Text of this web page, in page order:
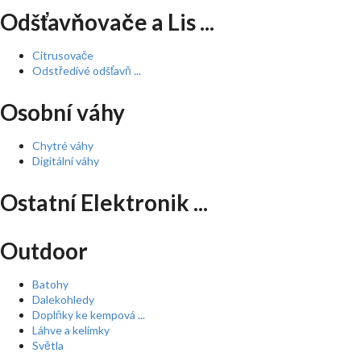
Odšťavňovače a Lis ...
Citrusovače
Odstředivé odšťavň ...
Osobní váhy
Chytré váhy
Digitální váhy
Ostatní Elektronik ...
Outdoor
Batohy
Dalekohledy
Doplňky ke kempová ...
Láhve a kelímky
Světla